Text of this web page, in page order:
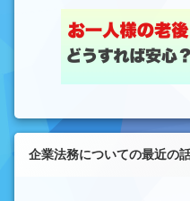
企業法務についての最近の